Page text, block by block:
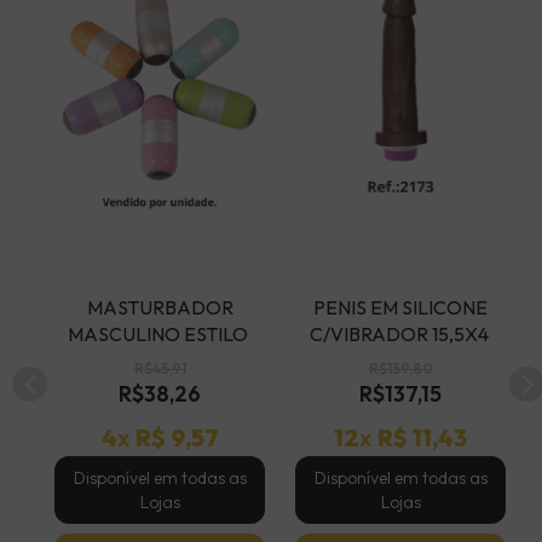
MASCULINO ESTILO
COD C3784
R$38,26
4x R$ 9,57
Disponível em todas as
Lojas
C/VIBRADOR 15,5X4
C2173
R$137,15
12x R$ 11,43
Disponível em todas as
Lojas